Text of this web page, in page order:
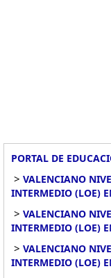
PORTAL DE
> VALENCIANO
INTERMEDIO (LOE)
> VALENCIANO
INTERMEDIO (LOE)
> VALENCIANO
INTERMEDIO (LOE)